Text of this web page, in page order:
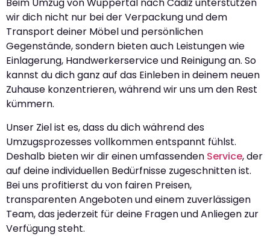
Beim Umzug von Wuppertal nach Cádiz unterstützen
wir dich nicht nur bei der Verpackung und dem
Transport deiner Möbel und persönlichen
Gegenstände, sondern bieten auch Leistungen wie
Einlagerung, Handwerkerservice und Reinigung an. So
kannst du dich ganz auf das Einleben in deinem neuen
Zuhause konzentrieren, während wir uns um den Rest
kümmern.
Unser Ziel ist es, dass du dich während des
Umzugsprozesses vollkommen entspannt fühlst.
Deshalb bieten wir dir einen umfassenden Service, der
auf deine individuellen Bedürfnisse zugeschnitten ist.
Bei uns profitierst du von fairen Preisen,
transparenten Angeboten und einem zuverlässigen
Team, das jederzeit für deine Fragen und Anliegen zur
Verfügung steht.